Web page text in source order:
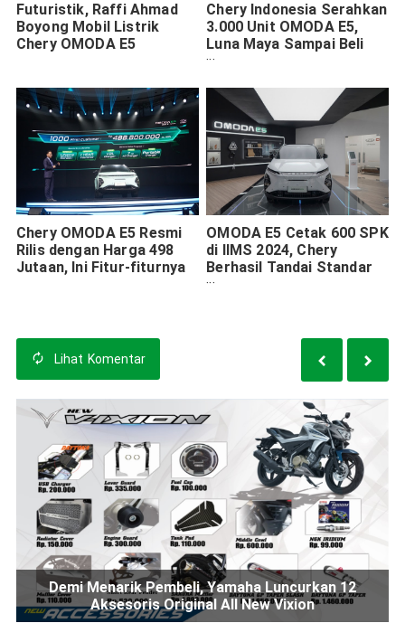
Futuristik, Raffi Ahmad
Boyong Mobil Listrik
Chery OMODA E5
Chery Indonesia Serahkan
3.000 Unit OMODA E5,
Luna Maya Sampai Beli
Dua Kali
Chery OMODA E5 Resmi
Rilis dengan Harga 498
Jutaan, Ini Fitur-fiturnya
OMODA E5 Cetak 600 SPK
di IIMS 2024, Chery
Berhasil Tandai Standar
Baru SUV Masa Depan
Lihat Komentar
Demi Menarik Pembeli, Yamaha Luncurkan 12
Aksesoris Original All New Vixion